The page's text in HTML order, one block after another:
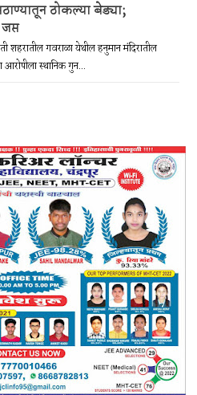
ठोकल्या बेड्या;
शहरातील गवराळा येथील हनुमान मंदिरातील
स्थानिक गुन...